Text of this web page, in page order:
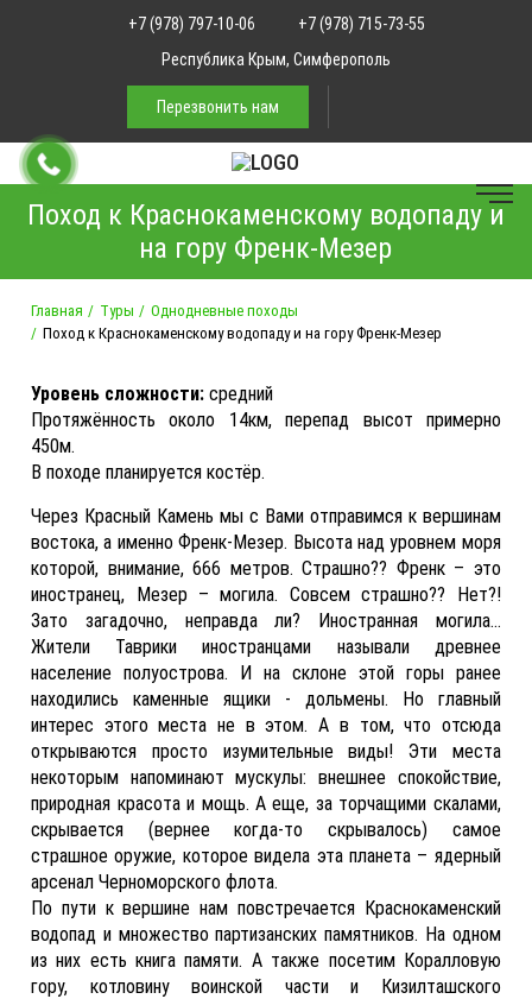
+7 (978) 797-10-06
+7 (978) 715-73-55
Республика Крым, Симферополь
Перезвонить нам
Поход к Краснокаменскому водопаду и
на гору Френк-Мезер
Главная Туры
Однодневные походы
Поход к Краснокаменскому водопаду и на гору Френк-Мезер
Уровень сложности: средний
Протяжённость около 14км, перепад высот примерно
450м.
В походе планируется костёр.
Через Красный Камень мы с Вами отправимся к вершинам
востока, а именно Френк-Мезер. Высота над уровнем моря
которой, внимание, 666 метров. Страшно?? Френк – это
иностранец, Мезер – могила. Совсем страшно?? Нет?!
Зато загадочно, неправда ли? Иностранная могила…
Жители Таврики иностранцами называли древнее
население полуострова. И на склоне этой горы ранее
находились каменные ящики - дольмены. Но главный
интерес этого места не в этом. А в том, что отсюда
открываются просто изумительные виды! Эти места
некоторым напоминают мускулы: внешнее спокойствие,
природная красота и мощь. А еще, за торчащими скалами,
скрывается (вернее когда-то скрывалось) самое
страшное оружие, которое видела эта планета – ядерный
арсенал Черноморского флота.
По пути к вершине нам повстречается Краснокаменский
водопад и множество партизанских памятников. На одном
из них есть книга памяти. А также посетим Коралловую
гору, котловину воинской части и Кизилташского